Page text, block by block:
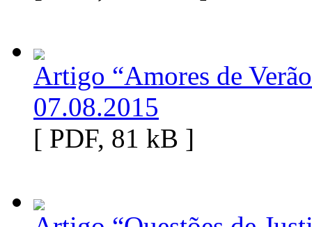
Artigo “Amores de
07.08.2015
[ PDF, 81 kB ]